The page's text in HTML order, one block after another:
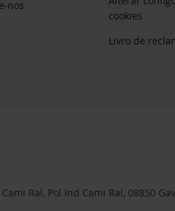
nos
cookies
Livro de
Cami Ral, Pol Ind Cami Ral, 08850